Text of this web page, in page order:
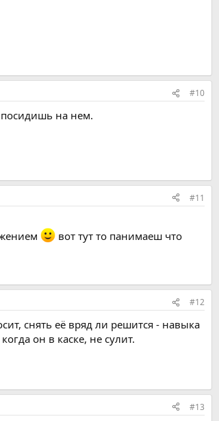
#10
посидишь на нем.
#11
вот тут то панимаеш что
#12
снять её вряд ли решится - навыка
он в каске, не сулит.
#13